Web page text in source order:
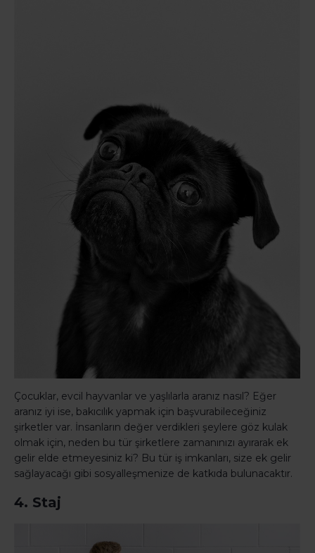
Çocuklar, evcil hayvanlar ve yaşlılarla aranız nasıl? Eğer
aranız iyi ise, bakıcılık yapmak için başvurabileceğiniz
şirketler var. İnsanların değer verdikleri şeylere göz kulak
olmak için, neden bu tür şirketlere zamanınızı ayırarak ek
gelir elde etmeyesiniz ki? Bu tür iş imkanları, size ek gelir
sağlayacağı gibi sosyalleşmenize de katkıda bulunacaktır.
4. Staj